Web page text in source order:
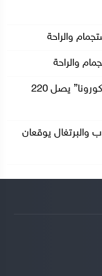
والراحة
والراحة
عدد الموقوفين بسبب تزوير “وثائق كورونا” يصل 220
المغرب والبرتغال يوقعان